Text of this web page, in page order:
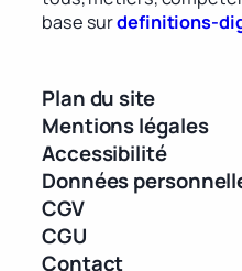
base surdefinitions-
Plan du site
Mentions légales
Accessibilité
Données
CGV
CGU
Contact